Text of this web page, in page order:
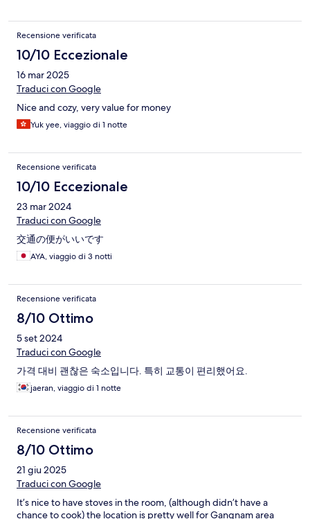
Recensione verificata
10/10 Eccezionale
16 mar 2025
Traduci con Google
Nice and cozy, very value for money
Yuk yee, viaggio di 1 notte
Recensione verificata
10/10 Eccezionale
23 mar 2024
Traduci con Google
交通の便がいいです
AYA, viaggio di 3 notti
Recensione verificata
8/10 Ottimo
5 set 2024
Traduci con Google
가격 대비 괜찮은 숙소입니다. 특히 교통이 편리했어요.
jaeran, viaggio di 1 notte
Recensione verificata
8/10 Ottimo
21 giu 2025
Traduci con Google
It’s nice to have stoves in the room, (although didn’t have a
chance to cook) the location is pretty well for Gangnam area